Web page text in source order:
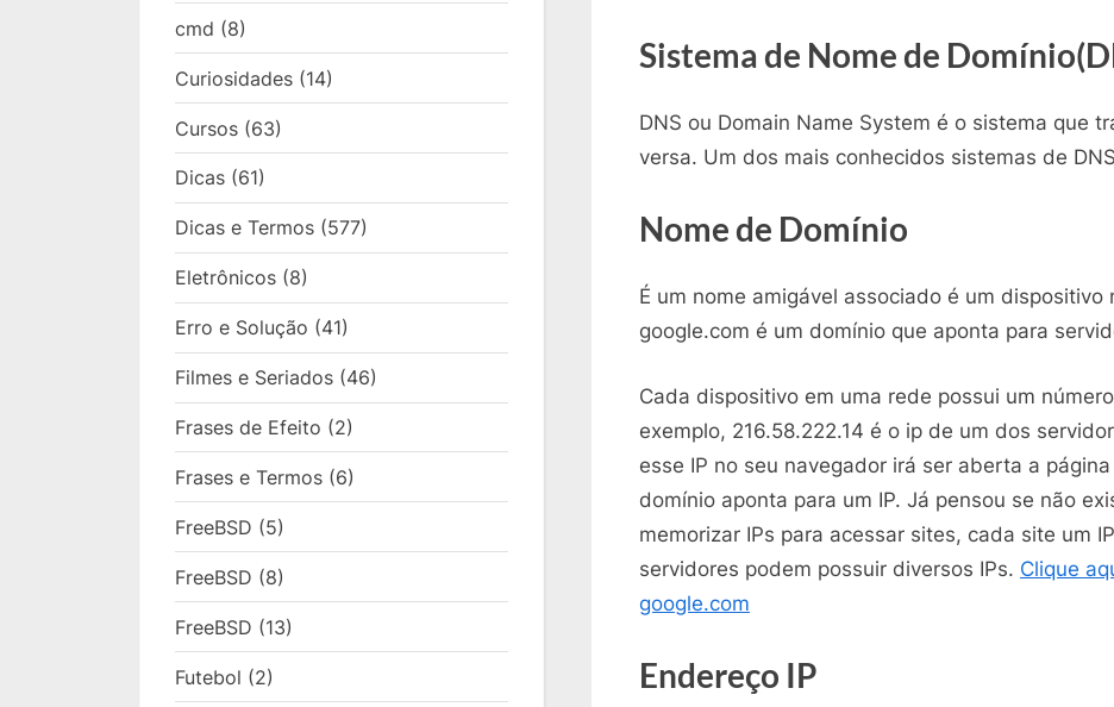
Sistema de Nome de
DNS ou Domain Name System é o sistema que
versa. Um dos mais conhecidos sistemas de
Nome de Domínio
É um nome amigável associado é um dispositivo
google.com é um domínio que aponta para
Cada dispositivo em uma rede possui um
exemplo, 216.58.222.14 é o ip de um dos
esse IP no seu navegador irá ser aberta a
domínio aponta para um IP. Já pensou se não
memorizar IPs para acessar sites, cada site um
servidores podem possuir diversos IPs. Clique
google.com
Endereço IP
cmd (8)
Curiosidades (14)
Cursos (63)
Dicas (61)
Dicas e Termos (577)
Eletrônicos (8)
Erro e Solução (41)
Filmes e Seriados (46)
Frases de Efeito (2)
Frases e Termos (6)
FreeBSD (5)
FreeBSD (8)
FreeBSD (13)
Futebol (2)